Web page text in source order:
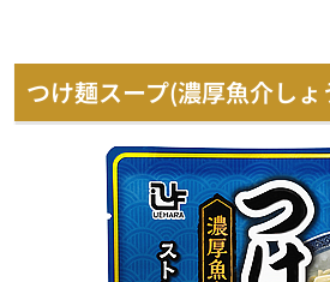
つけ麺スープ(濃厚魚介しょ